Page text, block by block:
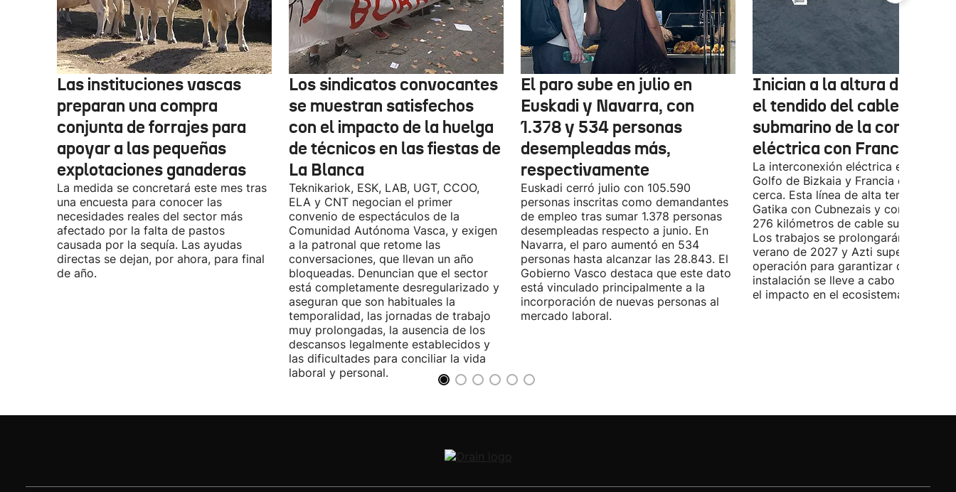
Las instituciones vascas
preparan una compra
conjunta de forrajes para
apoyar a las pequeñas
explotaciones ganaderas
La medida se concretará este mes tras
una encuesta para conocer las
necesidades reales del sector más
afectado por la falta de pastos
causada por la sequía. Las ayudas
directas se dejan, por ahora, para final
de año.
Los sindicatos convocantes
se muestran satisfechos
con el impacto de la huelga
de técnicos en las fiestas de
La Blanca
Teknikariok, ESK, LAB, UGT, CCOO,
ELA y CNT negocian el primer
convenio de espectáculos de la
Comunidad Autónoma Vasca, y exigen
a la patronal que retome las
conversaciones, que llevan un año
bloqueadas. Denuncian que el sector
está completamente desregularizado y
aseguran que son habituales la
temporalidad, las jornadas de trabajo
muy prolongadas, la ausencia de los
descansos legalmente establecidos y
las dificultades para conciliar la vida
laboral y personal.
El paro sube en julio en
Euskadi y Navarra, con
1.378 y 534 personas
desempleadas más,
respectivamente
Euskadi cerró julio con 105.590
personas inscritas como demandantes
de empleo tras sumar 1.378 personas
desempleadas respecto a junio. En
Navarra, el paro aumentó en 534
personas hasta alcanzar las 28.843. El
Gobierno Vasco destaca que este dato
está vinculado principalmente a la
incorporación de nuevas personas al
mercado laboral.
Inician a la altura de
el tendido del cable
submarino de la conexión
eléctrica con Francia
La interconexión eléctrica entre el
Golfo de Bizkaia y Francia está más
cerca. Esta línea de alta tensión unirá
Gatika con Cubnezais y contará con
276 kilómetros de cable submarino.
Los trabajos se prolongarán hasta
verano de 2027 y Azti supervisará la
operación para garantizar que la
instalación se lleve a cabo
el impacto en el ecosistema marino.